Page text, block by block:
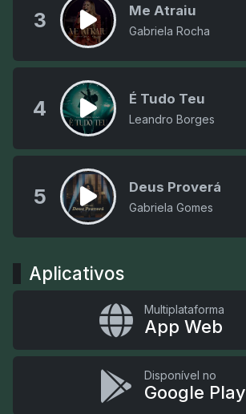
3 Me Atraiu
Gabriela Rocha
4 É Tudo Teu
Leandro Borges
5 Deus Proverá
Gabriela Gomes
Aplicativos
Multiplataforma
App Web
Disponível no
Google Play